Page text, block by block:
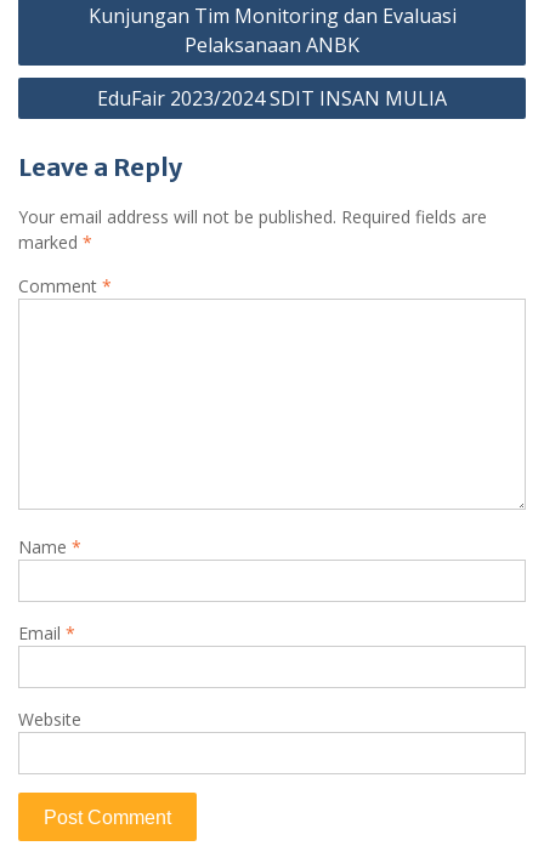
navigation
Kunjungan Tim Monitoring dan Evaluasi
Pelaksanaan ANBK
EduFair 2023/2024 SDIT INSAN MULIA
Leave a Reply
Your email address will not be published. Required fields are
marked *
Comment *
Name *
Email *
Website